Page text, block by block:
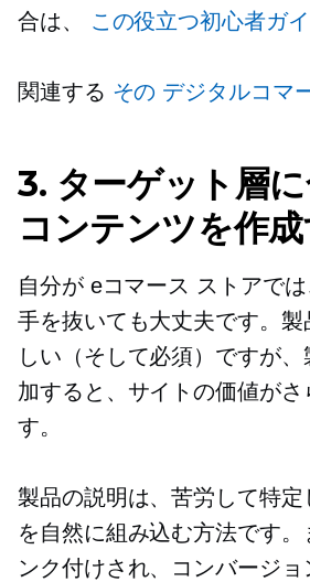
合は、
この役立つ初心者ガ
関連する その デジタルコマ
3. ターゲット層
コンテンツを作
自分が eコマース ストアで
手を抜いても大丈夫です。製
しい（そして必須）ですが
加すると、サイトの価値がさ
す。
製品の説明は、苦労して特定
を自然に組み込む方法です。
ンク付けされ、コンバージョ